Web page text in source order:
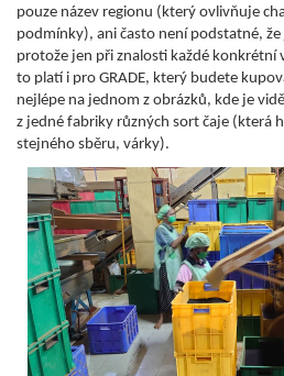
pouze název regionu (který ovlivňuje
podmínky), ani často není podstatné,
protože jen při znalosti každé konkrétní
to platí i pro GRADE, který budete
nejlépe na jednom z obrázků, kde je
z jedné fabriky různých sort čaje (která
stejného sběru, várky).